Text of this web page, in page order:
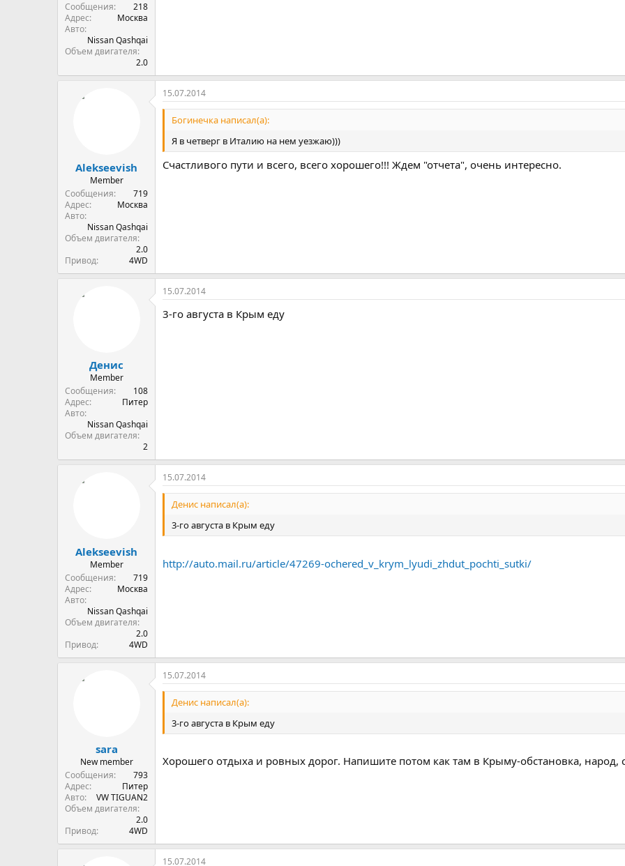
Сообщения
218
Адрес
Москва
Авто
Nissan Qashqai
Объем двигателя
2.0
Alekseevish
Member
Сообщения
719
Адрес
Москва
Авто
Nissan Qashqai
Объем двигателя
2.0
Привод
4WD
15.07.2014
Богинечка написал(а):
Я в четверг в Италию на нем уезжаю)))
Счастливого пути и всего, всего хорошего!!! Ждем "отчета", очень интересно.
Денис
Member
Сообщения
108
Адрес
Питер
Авто
Nissan Qashqai
Объем двигателя
2
15.07.2014
3-го августа в Крым еду
Alekseevish
Member
Сообщения
719
Адрес
Москва
Авто
Nissan Qashqai
Объем двигателя
2.0
Привод
4WD
15.07.2014
Денис написал(а):
3-го августа в Крым еду
http://auto.mail.ru/article/47269-ochered_v_krym_lyudi_zhdut_pochti_sutki/
sara
New member
Сообщения
793
Адрес
Питер
Авто
VW ТIGUAN2
Объем двигателя
2.0
Привод
4WD
15.07.2014
Денис написал(а):
3-го августа в Крым еду
Хорошего отдыха и ровных дорог. Напишите потом как там в Крыму-обстановка, народ,
15.07.2014